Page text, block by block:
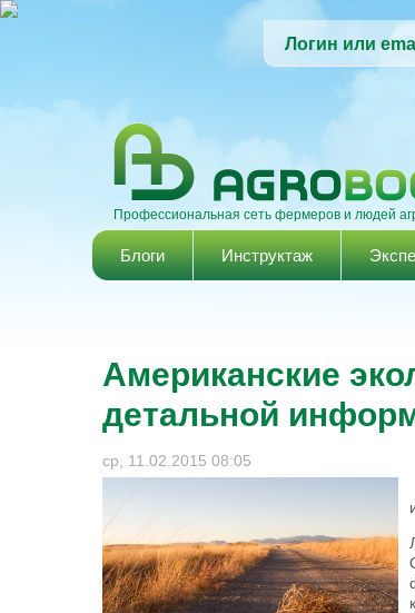
Логин или
Профессиональная сеть фермеров и людей
Главное меню
Блоги Инструктаж
Американские
детальной
ср, 11.02.2015 08:05